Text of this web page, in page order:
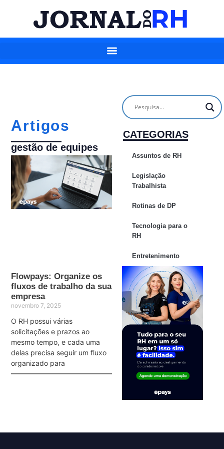
Artigos
gestão de equipes
Flowpays: Organize os
fluxos de trabalho da sua
empresa
novembro 7, 2025
O RH possui várias
solicitações e prazos ao
mesmo tempo, e cada uma
delas precisa seguir um fluxo
organizado para
CATEGORIAS
Assuntos de RH
Legislação
Trabalhista
Rotinas de DP
Tecnologia para o
RH
Entretenimento